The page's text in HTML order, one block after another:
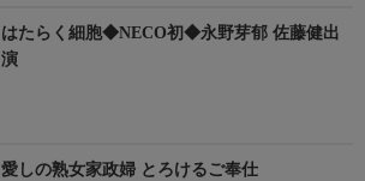
はたらく細胞◆NECO初◆永野芽郁 佐藤健出
演
愛しの熟女家政婦 とろけるご奉仕